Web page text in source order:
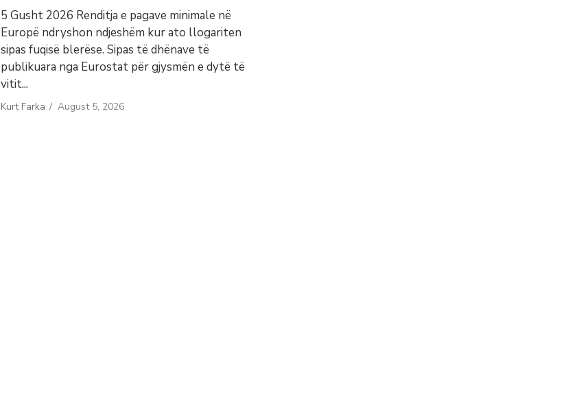
5 Gusht 2026 Renditja e pagave minimale në
Europë ndryshon ndjeshëm kur ato llogariten
sipas fuqisë blerëse. Sipas të dhënave të
publikuara nga Eurostat për gjysmën e dytë të
vitit...
Kurt Farka / August 5, 2026